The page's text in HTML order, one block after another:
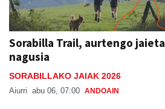
Sorabilla Trail, aurtengo
nagusia
SORABILLAKO JAIAK 2026
Aiurri abu 06, 07:00 ANDOAIN